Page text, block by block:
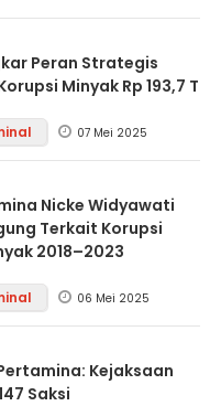
Peran Strategis
Minyak Rp 193,7 T
07 Mei 2025
Nicke Widyawati
Terkait Korupsi
2018–2023
06 Mei 2025
Kejaksaan
Saksi